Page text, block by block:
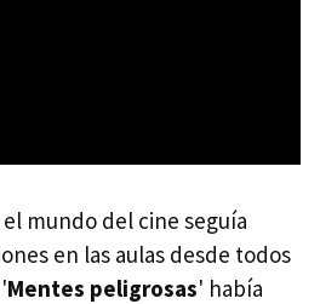
mundo del cine seguía
en las aulas desde todos
Mentes peligrosas' había